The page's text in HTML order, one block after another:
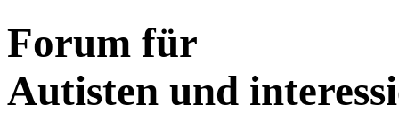
Forum für
Autisten und